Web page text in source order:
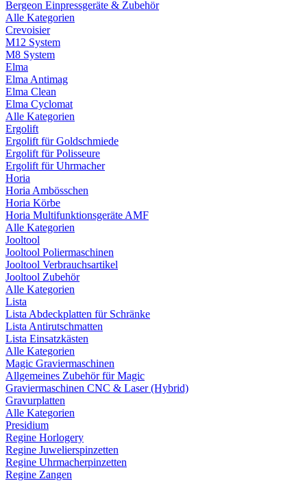
Bergeon Einpressgeräte & Zubehör
Alle Kategorien
Crevoisier
M12 System
M8 System
Elma
Elma Antimag
Elma Clean
Elma Cyclomat
Alle Kategorien
Ergolift
Ergolift für Goldschmiede
Ergolift für Polisseure
Ergolift für Uhrmacher
Horia
Horia Ambösschen
Horia Körbe
Horia Multifunktionsgeräte AMF
Alle Kategorien
Jooltool
Jooltool Poliermaschinen
Jooltool Verbrauchsartikel
Jooltool Zubehör
Alle Kategorien
Lista
Lista Abdeckplatten für Schränke
Lista Antirutschmatten
Lista Einsatzkästen
Alle Kategorien
Magic Graviermaschinen
Allgemeines Zubehör für Magic
Graviermaschinen CNC & Laser (Hybrid)
Gravurplatten
Alle Kategorien
Presidium
Regine Horlogery
Regine Juwelierspinzetten
Regine Uhrmacherpinzetten
Regine Zangen